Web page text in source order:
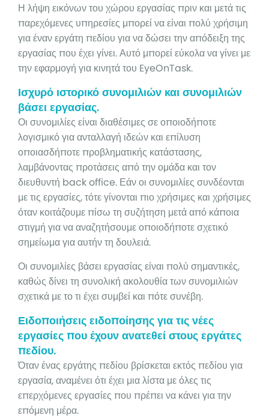
Η λήψη εικόνων του χώρου εργασίας πριν και μετά τις
παρεχόμενες υπηρεσίες μπορεί να είναι πολύ χρήσιμη
για έναν εργάτη πεδίου για να δώσει την απόδειξη της
εργασίας που έχει γίνει. Αυτό μπορεί εύκολα να γίνει με
την εφαρμογή για κινητά του EyeOnTask.
Ισχυρό ιστορικό συνομιλιών και συνομιλιών
βάσει εργασίας.
Οι συνομιλίες είναι διαθέσιμες σε οποιοδήποτε
λογισμικό για ανταλλαγή ιδεών και επίλυση
οποιασδήποτε προβληματικής κατάστασης,
λαμβάνοντας προτάσεις από την ομάδα και τον
διευθυντή back office. Εάν οι συνομιλίες συνδέονται
με τις εργασίες, τότε γίνονται πιο χρήσιμες και χρήσιμες
όταν κοιτάζουμε πίσω τη συζήτηση μετά από κάποια
στιγμή για να αναζητήσουμε οποιοδήποτε σχετικό
σημείωμα για αυτήν τη δουλειά.
Οι συνομιλίες βάσει εργασίας είναι πολύ σημαντικές,
καθώς δίνει τη συνολική ακολουθία των συνομιλιών
σχετικά με το τι έχει συμβεί και πότε συνέβη.
Ειδοποιήσεις ειδοποίησης για τις νέες
εργασίες που έχουν ανατεθεί στους εργάτες
πεδίου.
Όταν ένας εργάτης πεδίου βρίσκεται εκτός πεδίου για
εργασία, αναμένει ότι έχει μια λίστα με όλες τις
επερχόμενες εργασίες που πρέπει να κάνει για την
επόμενη μέρα.